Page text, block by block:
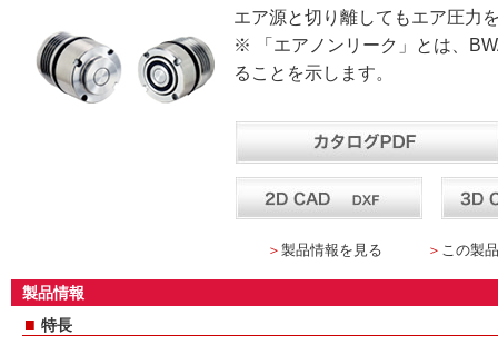
エア源と切り離してもエア圧力
※ 「エアノンリーク」とは、
ることを示します。
＞ 製品情報を見る ＞ この製
製品情報
■ 特長